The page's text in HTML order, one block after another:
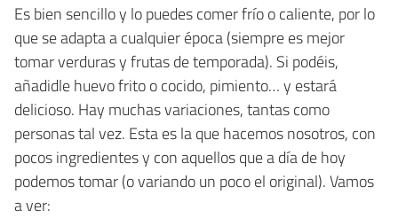
Es bien sencillo y lo puedes comer frío o caliente, por lo
que se adapta a cualquier época (siempre es mejor
tomar verduras y frutas de temporada). Si podéis,
añadidle huevo frito o cocido, pimiento… y estará
delicioso. Hay muchas variaciones, tantas como
personas tal vez. Esta es la que hacemos nosotros, con
pocos ingredientes y con aquellos que a día de hoy
podemos tomar (o variando un poco el original). Vamos
a ver: